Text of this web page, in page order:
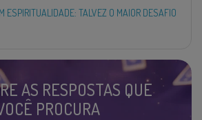
ESPIRITUALIDADE: TALVEZ O MAIOR DESAFIO
AS RESPOSTAS QUE
PROCURA